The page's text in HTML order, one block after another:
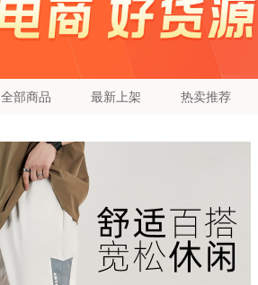
全部商品 最新上架 热卖推荐